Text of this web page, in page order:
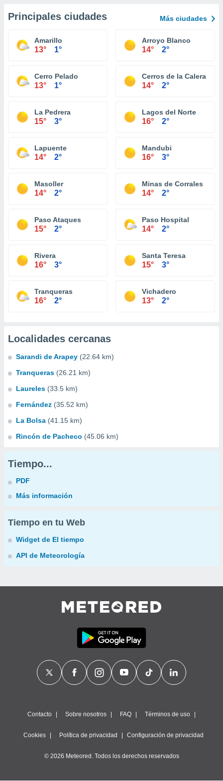
Principales ciudades Más ciudades
Amarillo
13° 1°
Arroyo Blanco
14° 2°
Cerro Pelado
13° 1°
Cerros de la Calera
14° 2°
La Pedrera
15° 3°
Lagos del Norte
16° 2°
Lapuente
14° 2°
Mandubi
16° 3°
Masoller
14° 2°
Minas de Corrales
14° 2°
Paso Ataques
15° 2°
Paso Hospital
14° 2°
Rivera
16° 3°
Santa Teresa
15° 3°
Tranqueras
16° 2°
Vichadero
13° 2°
Localidades cercanas
Sarandi de Arapey (22.64 km)
Tranqueras (26.21 km)
Laureles (33.5 km)
Fernández (35.52 km)
La Bolsa (41.15 km)
Rincón de Pacheco (45.06 km)
Tiempo...
PDF
Más información
Tiempo en tu Web
Widget de El tiempo
API de Meteorología
Contacto Sobre nosotros FAQ Términos de uso
Cookies Política de privacidad Configuración de privacidad
© 2026 Meteored. Todos los derechos reservados